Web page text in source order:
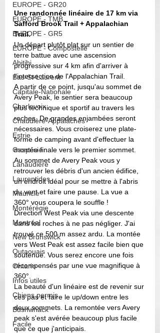
EUROPE - GR20
EUROPE - TMB
EUROPE - GR5
EUROPE - Compostelle
Abitibi
Bas-St-Laurent
Capitale-Nationale
Charlevoix
Chaudière-Appalaches
Estrie
Gaspésie
Lanaudière
Laurentides
Mauricie
Montérégie
Montréal
New Brunswick
Outaouais
Ontario
Infos utiles
Chiens permis
Bushwhack
Facile
Une randonnée linéaire de 17 km via
Safford Brook Trail + Appalachian
Trail.
Un départ plutôt plat sur un sentier de
terre battue avec une ascension
progressive sur 4 km afin d'arriver à
l'intersection de l'Appalachian Trail.
A partir de ce point, jusqu'au sommet de
Avery Peak, le sentier sera beaucoup
plus technique et sportif au travers les
roches. De grandes enjambées seront
nécessaires. Vous croiserez une plate-
forme de camping avant d'effectuer la
montée finale vers le premier sommet.
Au sommet de Avery Peak vous y
retrouver les débris d'un ancien édifice,
un endroit idéal pour se mettre à l'abris
du vent et faire une pause. La vue a
360° vous coupera le souffle !
Direction West Peak via une descente
dans les roches à ne pas négliger. J'ai
trouvé ce 500 m assez ardu. La montée
vers West Peak est assez facile bien que
soutenue. Vous serez encore une fois
récompensés par une vue magnifique à
360°.
La beauté d'un linéaire est de revenir sur
ces pas et faire le up/down entre les
deux sommets. La remontée vers Avery
peak s'est avérée beaucoup plus facile
que ce que j'anticipais.